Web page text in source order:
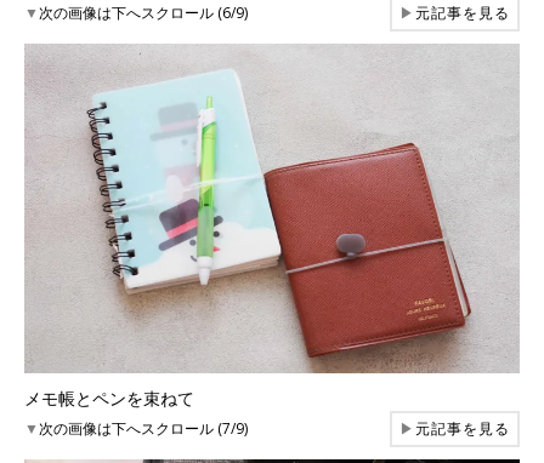
▼次の画像は下へスクロール (6/9) ▶元記事を見る
メモ帳とペンを束ねて
▼次の画像は下へスクロール (7/9) ▶元記事を見る